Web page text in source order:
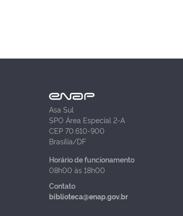
Asa Sul
SPO Área Especial 2-A
CEP 70.610-900
Brasília/DF
Horário de funcionamento
08h00 às 18h00
Contato
biblioteca@enap.gov.br